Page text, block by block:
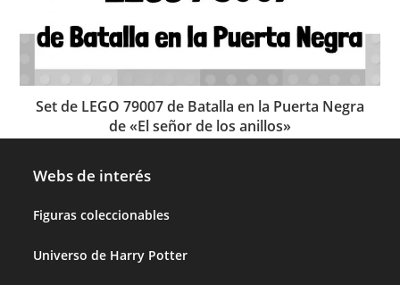
Set de LEGO 79007 de Batalla en la Puerta Negra
de «El señor de los anillos»
Webs de interés
Figuras coleccionables
Universo de Harry Potter